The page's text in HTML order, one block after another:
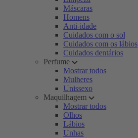
Máscaras
Homens
Anti-idade
Cuidados com o sol
Cuidados com os lábios
Cuidados dentários
Perfume
Mostrar todos
Mulheres
Unissexo
Maquilhagem
Mostrar todos
Olhos
Lábios
Unhas